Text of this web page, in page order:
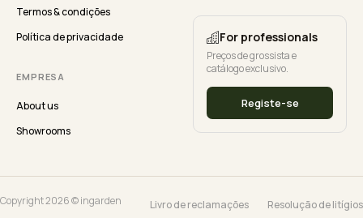
Termos & condições
Política de privacidade
EMPRESA
About us
Showrooms
For professionals
Preços de grossista e
catálogo exclusivo.
Registe-se
Copyright 2026 © ingarden Livro de reclamações Resolução de litígios